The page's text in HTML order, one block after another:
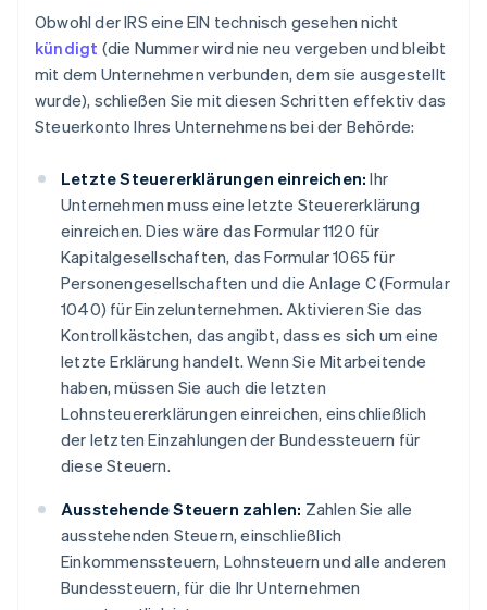
Obwohl der IRS eine EIN technisch gesehen nicht
kündigt (die Nummer wird nie neu vergeben und bleibt
mit dem Unternehmen verbunden, dem sie ausgestellt
wurde), schließen Sie mit diesen Schritten effektiv das
Steuerkonto Ihres Unternehmens bei der Behörde:
Letzte Steuererklärungen einreichen: Ihr
Unternehmen muss eine letzte Steuererklärung
einreichen. Dies wäre das Formular 1120 für
Kapitalgesellschaften, das Formular 1065 für
Personengesellschaften und die Anlage C (Formular
1040) für Einzelunternehmen. Aktivieren Sie das
Kontrollkästchen, das angibt, dass es sich um eine
letzte Erklärung handelt. Wenn Sie Mitarbeitende
haben, müssen Sie auch die letzten
Lohnsteuererklärungen einreichen, einschließlich
der letzten Einzahlungen der Bundessteuern für
diese Steuern.
Ausstehende Steuern zahlen: Zahlen Sie alle
ausstehenden Steuern, einschließlich
Einkommenssteuern, Lohnsteuern und alle anderen
Bundessteuern, für die Ihr Unternehmen